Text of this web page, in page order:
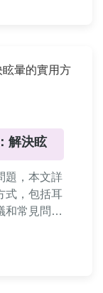
解決眩
題，本文詳
式，包括耳
和常見問
暈困擾的